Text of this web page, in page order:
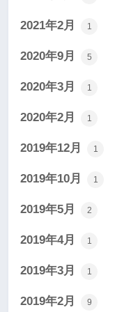
2021年2月 1
2020年9月 5
2020年3月 1
2020年2月 1
2019年12月 1
2019年10月 1
2019年5月 2
2019年4月 1
2019年3月 1
2019年2月 9